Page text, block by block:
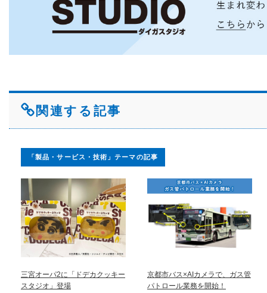
関連する記事
「製品・サービス・技術」テーマの記事
三宮オーパ2に「ドデカクッキー
スタジオ」登場
京都市バス×AIカメラで、ガス管
パトロール業務を開始！